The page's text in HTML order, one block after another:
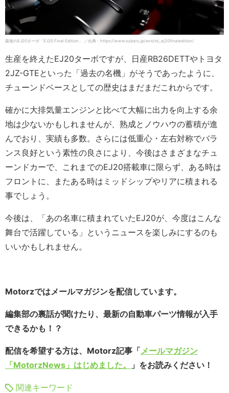
最後のEJ20ターボ「EJ20 Final Edition」 ／出典：https://www.subaru.jp/wrx/sti_ej20finaledition/
生産を終えたEJ20ターボですが、日産RB26DETTやトヨタ
2JZ-GTEといった「過去の名機」がそうであったように、
チューンドベースとしての歴史はまだまだこれからです。
確かに大排気量エンジンと比べて大幅に出力を向上する余
地は少ないかもしれませんが、熟成とノウハウの蓄積が進
んでおり、実績も多数。さらには低重心・左右対称でバラ
ンス良好という素性の良さにより、今後はさまざまなチュ
ーンドカーで、これまでのEJ20搭載車に限らず、ある時は
フロントに、またある時はミッドシップやリアに積まれる
事でしょう。
今後は、「あの名車に積まれていたEJ20が、今度はこんな
舞台で活躍している」というニュースを楽しみにするのも
いいかもしれません。
Motorzではメールマガジンを配信しています。
編集部の裏話が聞けたり、最新の自動車パーツ情報が入手
できるかも！？
配信を希望する方は、Motorz記事「 メールマガジン
「MotorzNews」はじめました。
」をお読みください！
関連キーワード